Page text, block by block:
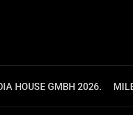
HOUSE GMBH 2026.